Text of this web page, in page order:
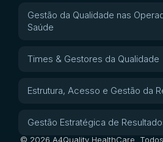
Gestão da Qualidade nas
Saúde
Times & Gestores da Qualidade
Estrutura, Acesso e Gestão da
Gestão Estratégica de
© 2026 A4Quality HealthCare.